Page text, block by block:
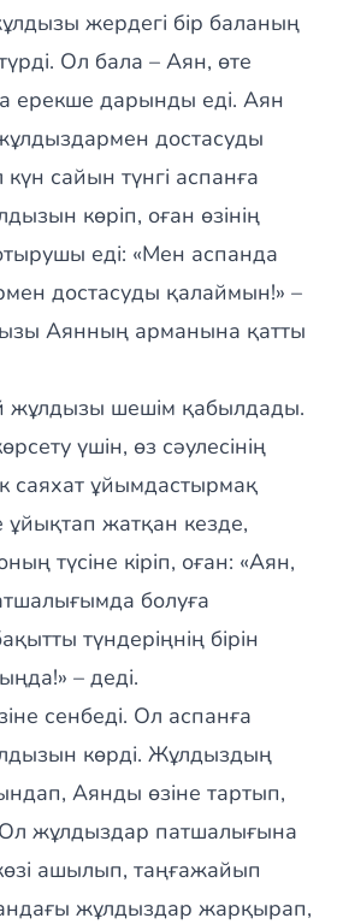
жердегі бір баланың
Ол бала – Аян, өте
ерекше дарынды еді. Аян
достасуды
сайын түнгі аспанға
көріп, оған өзінің
еді: «Мен аспанда
достасуды қалаймын!» –
Аянның арманына қатты
жұлдызы шешім қабылдады.
үшін, өз сәулесінің
саяхат ұйымдастырмақ
жатқан кезде,
түсіне кіріп, оған: «Аян,
болуға
түндеріңнің бірін
– деді.
сенбеді. Ол аспанға
көрді. Жұлдыздың
Аянды өзіне тартып,
Ол жұлдыздар патшалығына
ашылып, таңғажайып
жұлдыздар жарқырап,